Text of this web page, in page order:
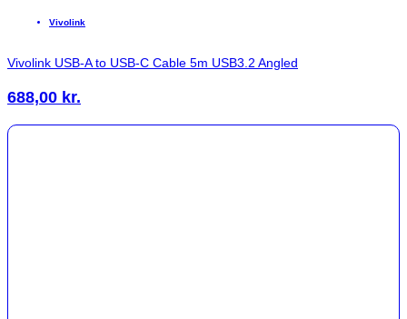
Vivolink
Vivolink USB-A to USB-C Cable 5m USB3.2 Angled
688,00 kr.